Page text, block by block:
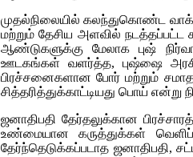
முதல்நிலையில் கலந்துகொண்ட
மற்றும் தேசிய அளவில்
ஆண்டுகளுக்கு மேலாக புஷ்
ஊடகங்கள் வளர்த்த, புஷ்ஷை
பிரச்சனைகளான போர் மற்றும்
சித்தரித்துக்காட்டியது பொய் என்று
ஜனாதிபதி தேர்தலுக்கான
உண்மையான கருத்துக்கள்
தேர்ந்தெடுக்கப்படாத ஜனாதிபதி,